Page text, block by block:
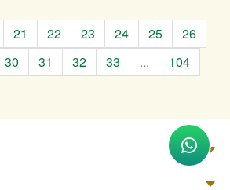
21 22 23 24 25
26
30 31 32 33 ...
104